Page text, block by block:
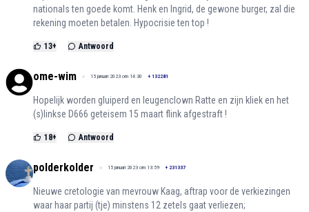
nationals ten goede komt. Henk en Ingrid, de gewone burger, zal die
rekening moeten betalen. Hypocrisie ten top !
13+ Antwoord
ome-wim 15 januari 2023 om 14:30 + 132281
Hopelijk worden gluiperd en leugenclown Ratte en zijn kliek en het
(s)linkse D666 geteisem 15 maart flink afgestraft !
18+ Antwoord
polderkolder 15 januari 2023 om 13:59 + 231337
Nieuwe cretologie van mevrouw Kaag, aftrap voor de verkiezingen
waar haar partij (tje) minstens 12 zetels gaat verliezen;